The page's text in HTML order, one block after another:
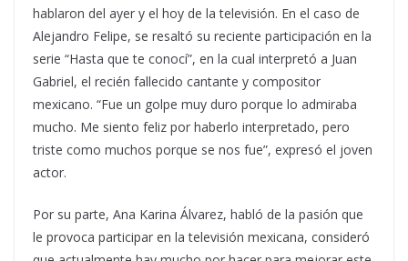
hablaron del ayer y el hoy de la televisión. En el caso de
Alejandro Felipe, se resaltó su reciente participación en la
serie “Hasta que te conocí”, en la cual interpretó a Juan
Gabriel, el recién fallecido cantante y compositor
mexicano. “Fue un golpe muy duro porque lo admiraba
mucho. Me siento feliz por haberlo interpretado, pero
triste como muchos porque se nos fue”, expresó el joven
actor.
Por su parte, Ana Karina Álvarez, habló de la pasión que
le provoca participar en la televisión mexicana, consideró